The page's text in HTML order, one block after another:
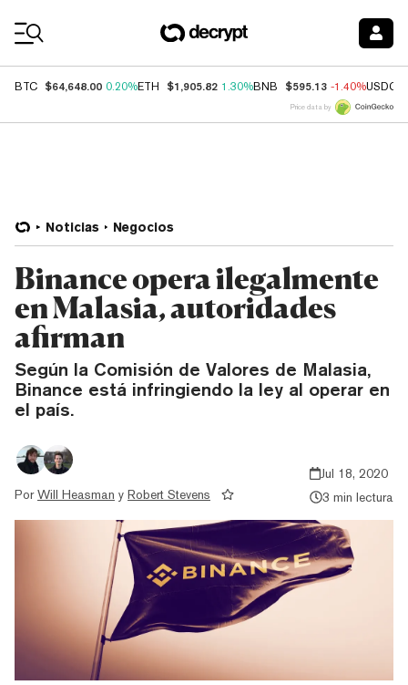
BTC $64,648.00 0.20%ETH $1,905.82 1.30%BNB $595.13 -1.40%USDC
Price data by
Noticias Negocios
Binance opera ilegalmente
en Malasia, autoridades
afirman
Según la Comisión de Valores de Malasia,
Binance está infringiendo la ley al operar en
el país.
Por Will Heasman y Robert Stevens
Jul 18, 2020
3 min lectura